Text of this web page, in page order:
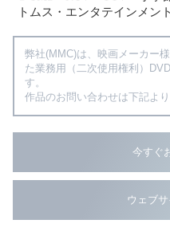
トムス・エンタテインメント
弊社(MMC)は、映画メーカー
た業務用（二次使用権利）
す。
作品のお問い合わせは下記よ
今すぐ
ウェブ